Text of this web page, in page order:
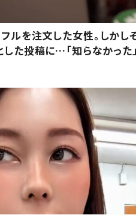
ルを注文した女性。しかし
た投稿に…「知らなかった